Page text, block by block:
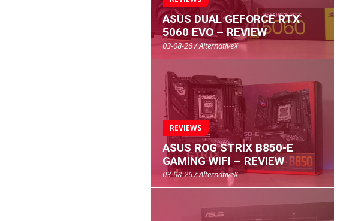
ASUS DUAL GEFORCE RTX
5060 EVO – REVIEW
03-08-26 / AlternativeX
REVIEWS
ASUS ROG STRIX B850-E
GAMING WIFI – REVIEW
03-08-26 / AlternativeX